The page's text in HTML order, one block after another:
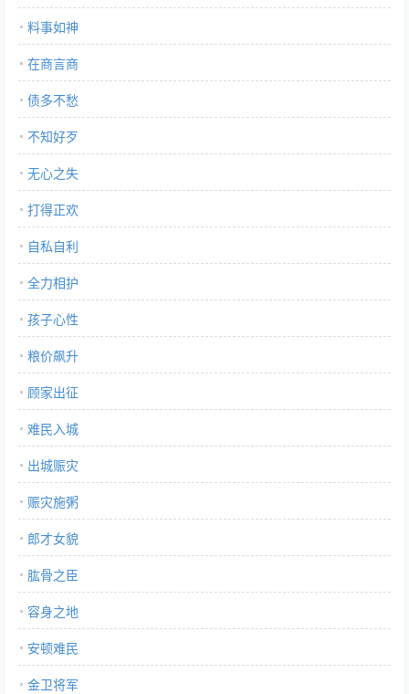
料事如神
在商言商
债多不愁
不知好歹
无心之失
打得正欢
自私自利
全力相护
孩子心性
粮价飙升
顾家出征
难民入城
出城赈灾
赈灾施粥
郎才女貌
肱骨之臣
容身之地
安顿难民
金卫将军